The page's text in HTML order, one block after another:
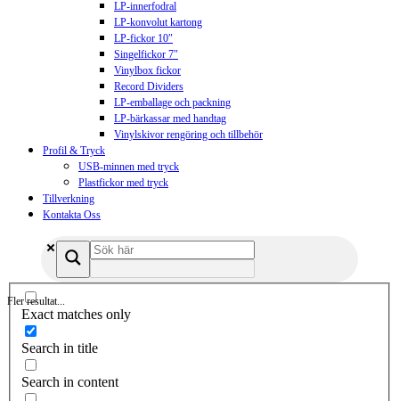
LP-innerfodral
LP-konvolut kartong
LP-fickor 10″
Singelfickor 7″
Vinylbox fickor
Record Dividers
LP-emballage och packning
LP-bärkassar med handtag
Vinylskivor rengöring och tillbehör
Profil & Tryck
USB-minnen med tryck
Plastfickor med tryck
Tillverkning
Kontakta Oss
Fler resultat...
Exact matches only
Search in title
Search in content